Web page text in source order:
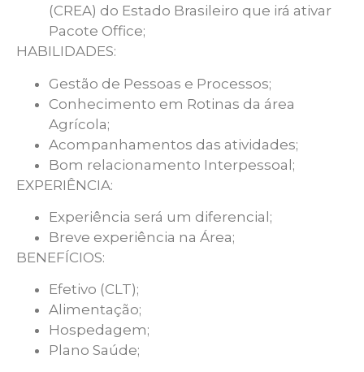
(CREA) do Estado Brasileiro que irá ativar
Pacote Office;
HABILIDADES:
Gestão de Pessoas e Processos;
Conhecimento em Rotinas da área
Agrícola;
Acompanhamentos das atividades;
Bom relacionamento Interpessoal;
EXPERIÊNCIA:
Experiência será um diferencial;
Breve experiência na Área;
BENEFÍCIOS:
Efetivo (CLT);
Alimentação;
Hospedagem;
Plano Saúde;